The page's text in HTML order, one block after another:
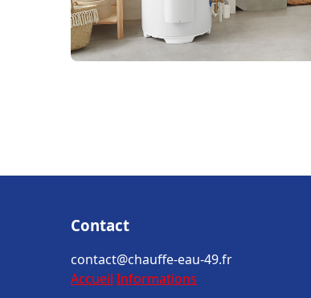
Contact
contact@chauffe-eau-49.fr
Accueil Informations